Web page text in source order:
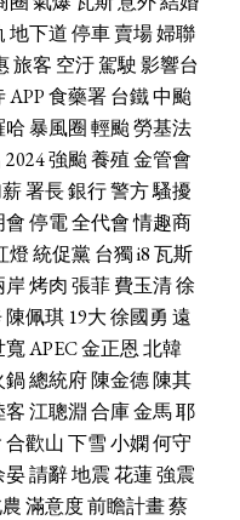
地下道停車賣場婦聯
旅客 空汙駕駛影響台
APP食藥署台鐵中颱
哈暴風圈輕颱勞基法
2024強颱養殖金管會
署長銀行警方騷擾
會停電全代會情趣商
燈統促黨台獨i8瓦斯
岸烤肉張菲費玉清徐
陳佩琪 19大徐國勇 遠
寬APEC金正恩北韓
鍋總統府陳金德陳其
客江聰淵合庫金馬耶
合歡山下雪小嫻何守
晏請辭地震花蓮強震
滿意度前瞻計畫蔡